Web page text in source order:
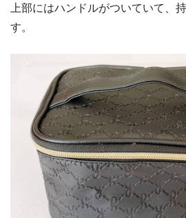
上部にはハンドルがついていて、
す。